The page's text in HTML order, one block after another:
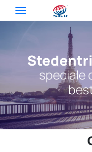
speciale